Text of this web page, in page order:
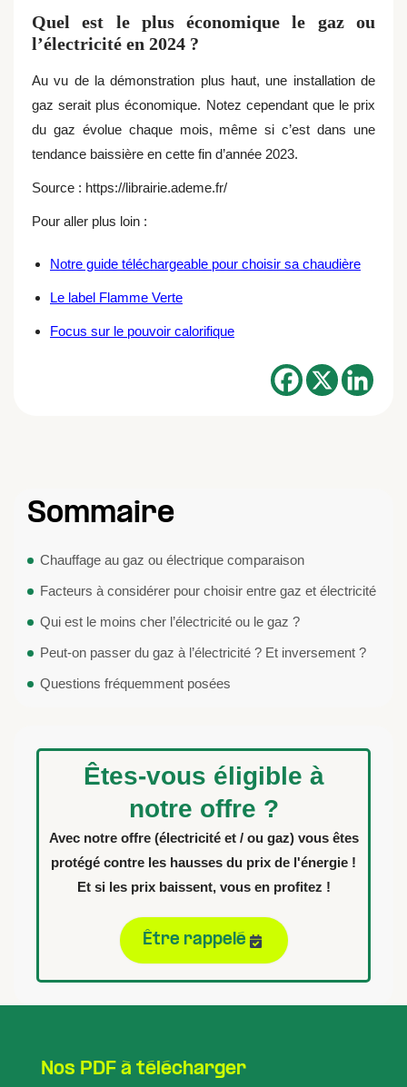
Quel est le plus économique le gaz ou
l’électricité en 2024 ?
Au vu de la démonstration plus haut, une installation de
gaz serait plus économique. Notez cependant que le prix
du gaz évolue chaque mois, même si c’est dans une
tendance baissière en cette fin d’année 2023.
Source : https://librairie.ademe.fr/
Pour aller plus loin :
Notre guide téléchargeable pour choisir sa chaudière
Le label Flamme Verte
Focus sur le pouvoir calorifique
Sommaire
Chauffage au gaz ou électrique comparaison
Facteurs à considérer pour choisir entre gaz et électricité
Qui est le moins cher l’électricité ou le gaz ?
Peut-on passer du gaz à l’électricité ? Et inversement ?
Questions fréquemment posées
Êtes-vous éligible à
notre offre ?
Avec notre offre (électricité et / ou gaz) vous êtes
protégé contre les hausses du prix de l'énergie !
Et si les prix baissent, vous en profitez !
Être rappelé
Nos PDF à télécharger